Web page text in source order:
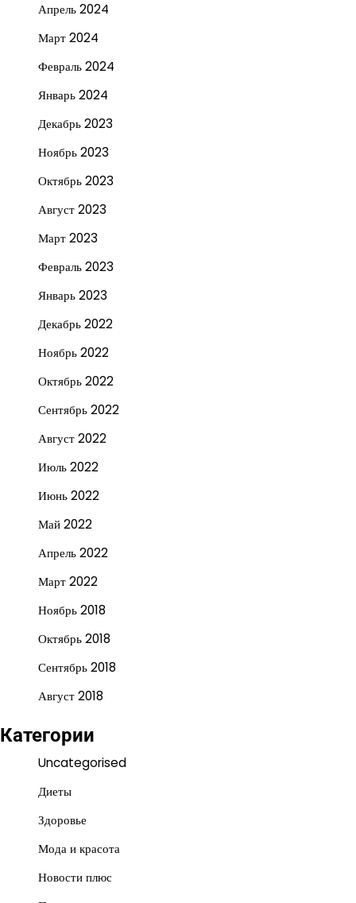
Апрель 2024
Март 2024
Февраль 2024
Январь 2024
Декабрь 2023
Ноябрь 2023
Октябрь 2023
Август 2023
Март 2023
Февраль 2023
Январь 2023
Декабрь 2022
Ноябрь 2022
Октябрь 2022
Сентябрь 2022
Август 2022
Июль 2022
Июнь 2022
Май 2022
Апрель 2022
Март 2022
Ноябрь 2018
Октябрь 2018
Сентябрь 2018
Август 2018
Категории
Uncategorised
Диеты
Здоровье
Мода и красота
Новости плюс